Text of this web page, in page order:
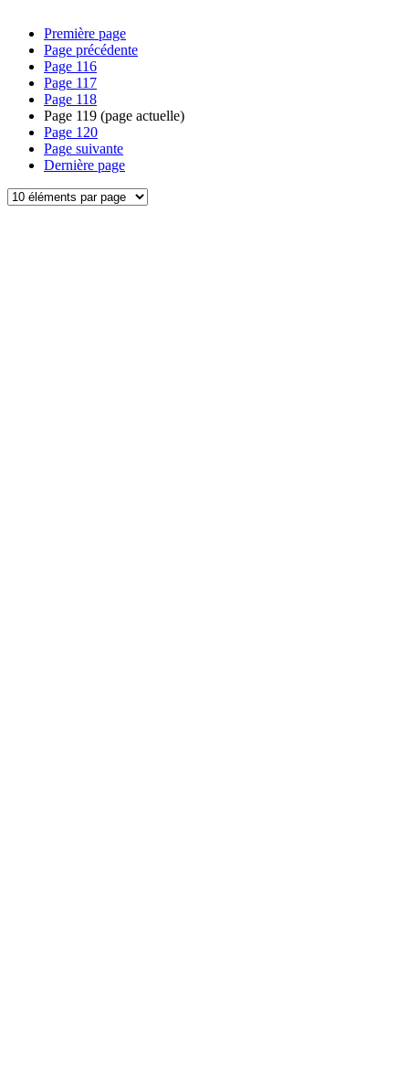
Première page
Page précédente
Page 116
Page 117
Page 118
Page 119 (page actuelle)
Page 120
Page suivante
Dernière page